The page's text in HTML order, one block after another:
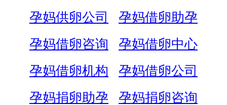
孕妈供卵公司
孕妈借卵助孕
孕妈借卵咨询
孕妈借卵中心
孕妈借卵机构
孕妈借卵公司
孕妈捐卵助孕
孕妈捐卵咨询